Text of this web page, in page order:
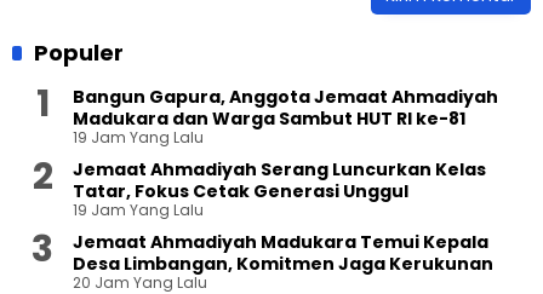
Populer
Bangun Gapura, Anggota Jemaat Ahmadiyah
Madukara dan Warga Sambut HUT RI ke-81
19 Jam Yang Lalu
Jemaat Ahmadiyah Serang Luncurkan Kelas
Tatar, Fokus Cetak Generasi Unggul
19 Jam Yang Lalu
Jemaat Ahmadiyah Madukara Temui Kepala
Desa Limbangan, Komitmen Jaga Kerukunan
20 Jam Yang Lalu